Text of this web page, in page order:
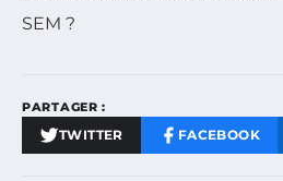
SEM ?
PARTAGER :
TWITTER FACEBOOK